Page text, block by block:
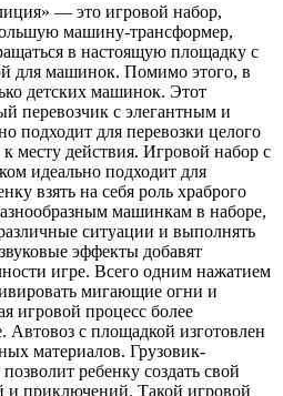
— это игровой набор,
машину-трансформер,
в настоящую площадку с
для машинок. Помимо этого, в
детских машинок. Этот
перевозчик с элегантным и
подходит для перевозки целого
месту действия. Игровой набор с
идеально подходит для
взять на себя роль храброго
машинкам в наборе,
ситуации и выполнять
эффекты добавят
игре. Всего одним нажатием
мигающие огни и
игровой процесс более
Автовоз с площадкой изготовлен
материалов. Грузовик-
ребенку создать свой
и приключений. Такой игровой